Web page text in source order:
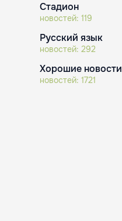
Стадион
новостей: 119
Русский язык
новостей: 292
Хорошие новости
новостей: 1721